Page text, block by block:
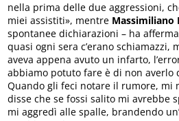
nella prima delle due aggressioni,
miei assistiti», mentre Massimiliano
spontanee dichiarazioni – ha
quasi ogni sera c’erano schiamazzi,
aveva appena avuto un infarto,
abbiamo potuto fare è di non averlo
Quando gli feci notare il rumore, mi
disse che se fossi salito mi avrebbe
mi aggredì alle spalle, brandendo